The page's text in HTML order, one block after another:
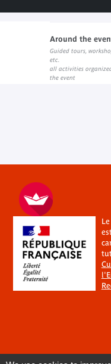
Le livre sur le site
External link
Around the
Guided tours,
etc.
all activities
the event